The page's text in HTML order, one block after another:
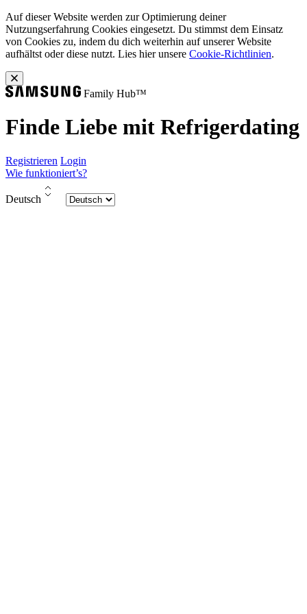
Auf dieser Website werden zur Optimierung deiner
Nutzungserfahrung Cookies eingesetzt. Du stimmst dem Einsatz
von Cookies zu, indem du dich weiterhin auf unserer Website
aufhältst oder diese nutzt. Lies hier unsere Cookie-Richtlinien.
Family Hub™
Finde Liebe mit Refrigerdating
Registrieren Login
Wie funktioniert’s?
Deutsch